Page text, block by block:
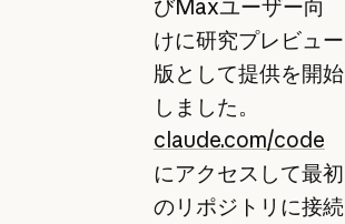
びMaxユーザー向
けに研究プレビュー
版として提供を開始
しました。
claude.com/code
にアクセスして最初
のリポジトリに接続